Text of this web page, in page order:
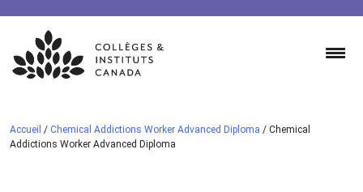
Skip
content
Accueil / Chemical Addictions Worker Advanced Diploma / Chemical
Addictions Worker Advanced Diploma